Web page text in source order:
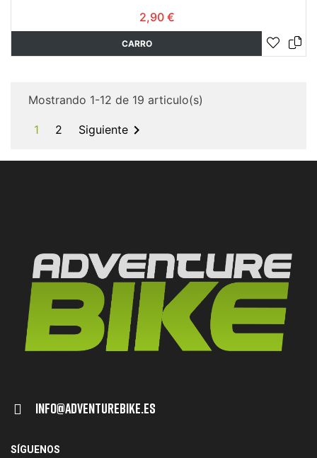
2,90 €
CARRO
Mostrando 1-12 de 19 articulo(s)
1 2 Siguiente 
Info@adventurebike.es
SÍGUENOS